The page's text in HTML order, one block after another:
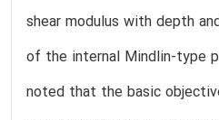
shear modulus with depth
of the internal Mindlin-type
noted that the basic